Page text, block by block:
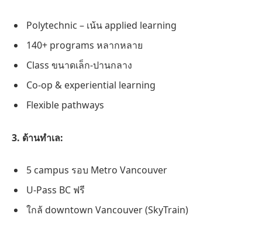
Polytechnic – เน้น applied learning
140+ programs หลากหลาย
Class ขนาดเล็ก-ปานกลาง
Co-op & experiential learning
Flexible pathways
3. ด้านทำเล:
5 campus รอบ Metro Vancouver
U-Pass BC ฟรี
ใกล้ downtown Vancouver (SkyTrain)